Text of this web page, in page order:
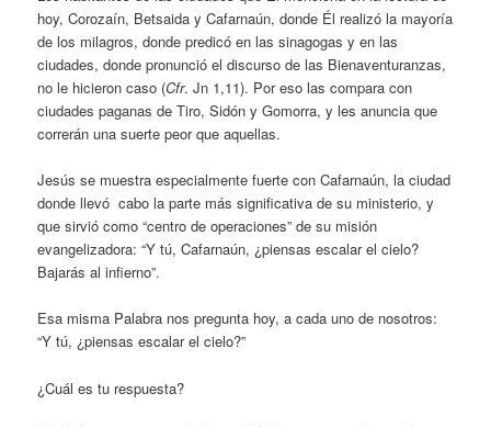
hoy, Corozaín, Betsaida y Cafarnaún, donde Él realizó la mayoría
de los milagros, donde predicó en las sinagogas y en las
ciudades, donde pronunció el discurso de las Bienaventuranzas,
no le hicieron caso (Cfr. Jn 1,11). Por eso las compara con
ciudades paganas de Tiro, Sidón y Gomorra, y les anuncia que
correrán una suerte peor que aquellas.
Jesús se muestra especialmente fuerte con Cafarnaún, la ciudad
donde llevó cabo la parte más significativa de su ministerio, y
que sirvió como “centro de operaciones” de su misión
evangelizadora: “Y tú, Cafarnaún, ¿piensas escalar el cielo?
Bajarás al infierno”.
Esa misma Palabra nos pregunta hoy, a cada uno de nosotros:
“Y tú, ¿piensas escalar el cielo?”
¿Cuál es tu respuesta?